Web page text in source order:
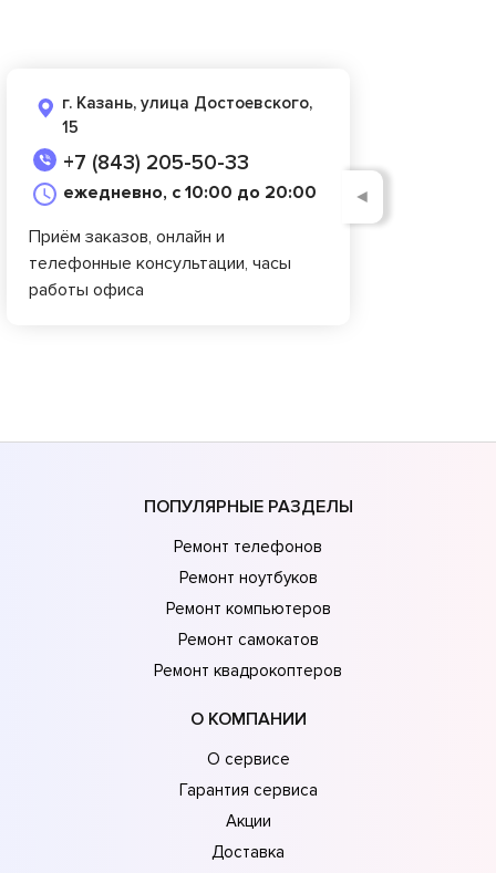
г. Казань, улица Достоевского,
15
+7 (843) 205-50-33
ежедневно, с 10:00 до 20:00
Приём заказов, онлайн и
телефонные консультации, часы
работы офиса
◄
ПОПУЛЯРНЫЕ РАЗДЕЛЫ
Ремонт телефонов
Ремонт ноутбуков
Ремонт компьютеров
Ремонт самокатов
Ремонт квадрокоптеров
О КОМПАНИИ
О сервисе
Гарантия сервиса
Акции
Доставка